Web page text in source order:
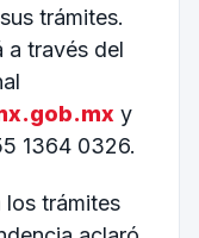
trámites.
a través del
y
1364 0326.
los trámites